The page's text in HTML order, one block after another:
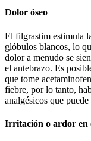
Dolor óseo
El filgrastim estimula
glóbulos blancos, lo
dolor a menudo se
el antebrazo. Es
que tome
fiebre, por lo tanto,
analgésicos que
Irritación o ardor en